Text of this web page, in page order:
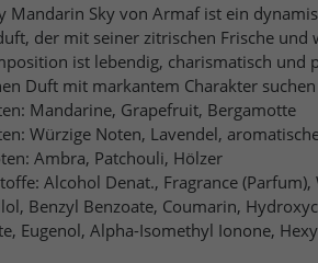
Mandarin Sky von Armaf ist ein
der mit seiner zitrischen Frische und
ist lebendig, charismatisch und
Duft mit markantem Charakter suchen
Mandarine, Grapefruit, Bergamotte
Würzige Noten, Lavendel,
Ambra, Patchouli, Hölzer
Alcohol Denat., Fragrance
Benzyl Benzoate, Coumarin,
Eugenol, Alpha-Isomethyl Ionone,